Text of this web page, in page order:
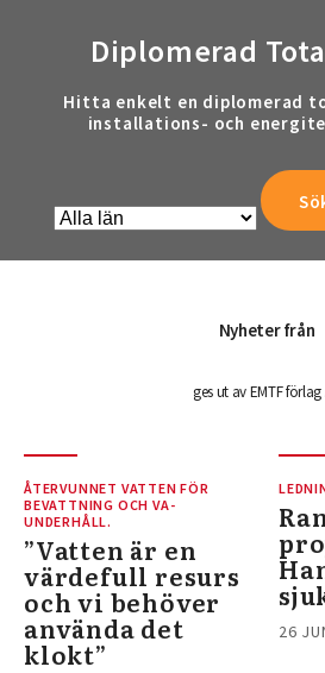
Diplomerad
Hitta enkelt en diplomerad
installations- och
Nyheter från
ges ut av EMTF förlag
ÅTERVUNNET VATTEN FÖR
BEVATTNING OCH VA-
UNDERHÅLL.
”Vatten är en
värdefull resurs
och vi behöver
använda det
klokt”
26